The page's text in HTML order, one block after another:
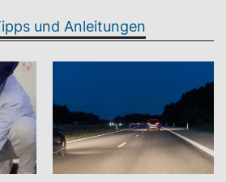
und Anleitungen